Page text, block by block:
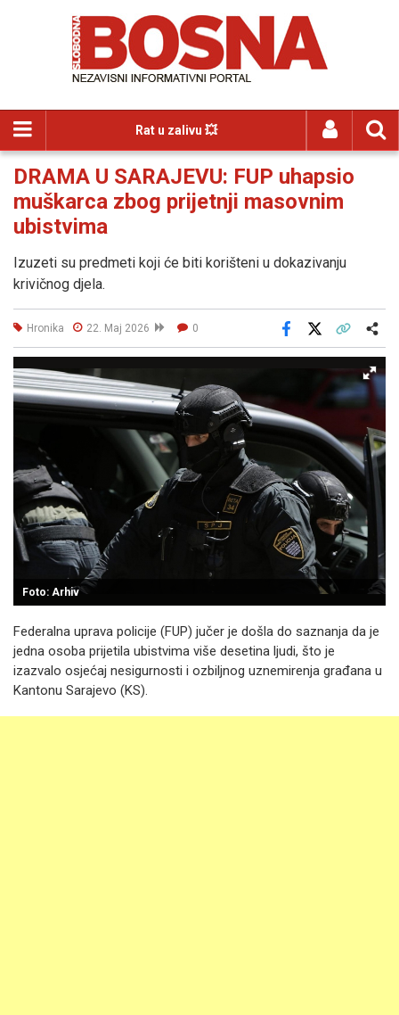
Rat u zalivu 💥
DRAMA U SARAJEVU: FUP uhapsio
muškarca zbog prijetnji masovnim
ubistvima
Izuzeti su predmeti koji će biti korišteni u dokazivanju
krivičnog djela.
Hronika 22. Maj 2026 0
Facebook
Foto: Arhiv
Federalna uprava policije (FUP) jučer je došla do saznanja da je
jedna osoba prijetila ubistvima više desetina ljudi, što je
izazvalo osjećaj nesigurnosti i ozbiljnog uznemirenja građana u
Kantonu Sarajevo (KS).